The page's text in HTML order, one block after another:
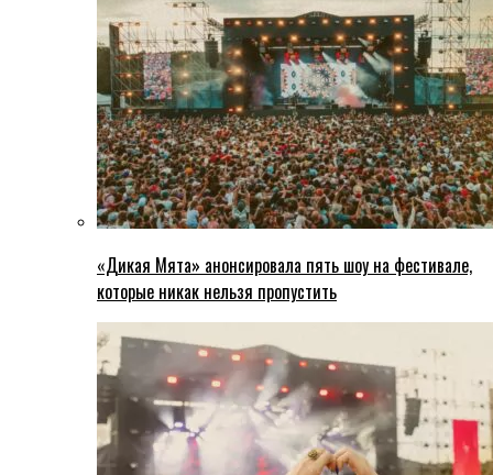
«Дикая Мята» анонсировала пять шоу на фестивале,
которые никак нельзя пропустить